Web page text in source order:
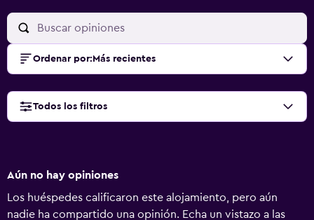
Ordenar por: Más recientes
Todos los filtros
Aún no hay opiniones
Los huéspedes calificaron este alojamiento, pero aún
nadie ha compartido una opinión. Echa un vistazo a las